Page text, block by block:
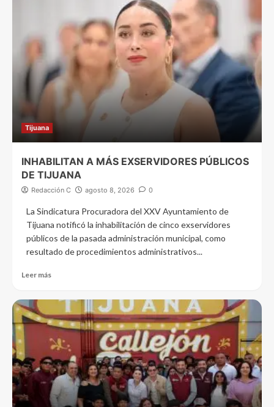
Tijuana
INHABILITAN A MÁS EXSERVIDORES PÚBLICOS
DE TIJUANA
Redacción C agosto 8, 2026 0
La Sindicatura Procuradora del XXV Ayuntamiento de
Tijuana notificó la inhabilitación de cinco exservidores
públicos de la pasada administración municipal, como
resultado de procedimientos administrativos...
Leer más